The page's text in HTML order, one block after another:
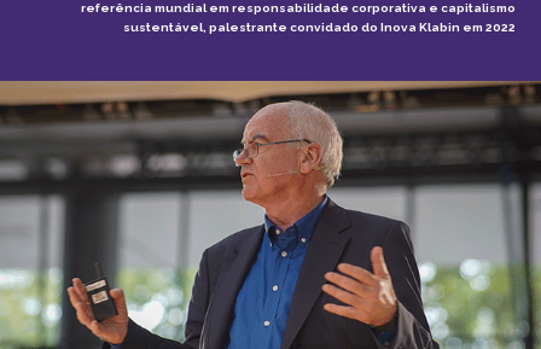
referência mundial em responsabilidade corporativa e capitalismo
sustentável, palestrante convidado do Inova Klabin em 2022